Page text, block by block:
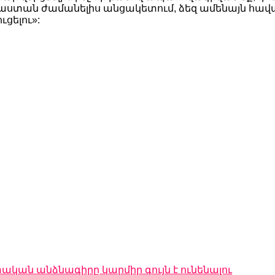
ժամանելիս անցակետում, ձեզ ամենայն
անձնագիրը կարմիր գույն է ունենալու